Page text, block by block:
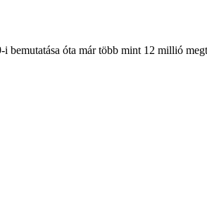
bemutatása óta már több mint 12 millió